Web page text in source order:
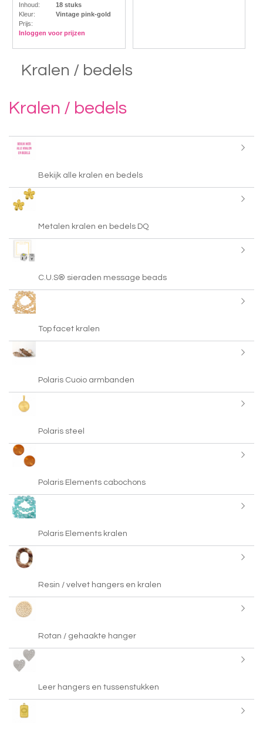
Inhoud:
18 stuks
Kleur:
Vintage pink-gold
Prijs:
Inloggen voor prijzen
Kralen / bedels
Kralen / bedels
Bekijk alle kralen en bedels
Metalen kralen en bedels DQ
C.U.S® sieraden message beads
Top facet kralen
Polaris Cuoio armbanden
Polaris steel
Polaris Elements cabochons
Polaris Elements kralen
Resin / velvet hangers en kralen
Rotan / gehaakte hanger
Leer hangers en tussenstukken